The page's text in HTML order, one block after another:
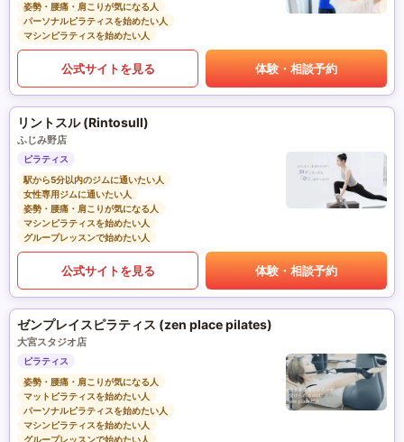
姿勢・腰痛・肩こりが気になる人
パーソナルピラティスを始めたい人
マシンピラティスを始めたい人
公式サイトを見る 体験・相談予約
リントスル (Rintosull)
ふじみ野店
ピラティス
駅から5分以内のジムに通いたい人
女性専用ジムに通いたい人
姿勢・腰痛・肩こりが気になる人
マシンピラティスを始めたい人
グループレッスンで始めたい人
公式サイトを見る 体験・相談予約
ゼンプレイスピラティス (zen place pilates)
大宮スタジオ店
ピラティス
姿勢・腰痛・肩こりが気になる人
マットピラティスを始めたい人
パーソナルピラティスを始めたい人
マシンピラティスを始めたい人
グループレッスンで始めたい人